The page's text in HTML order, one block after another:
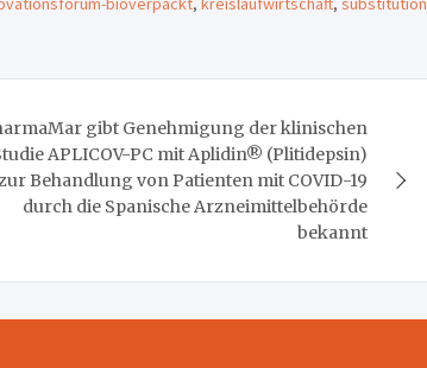
gibt Genehmigung der klinischen
APLICOV-PC mit Aplidin® (Plitidepsin)
Behandlung von Patienten mit COVID-19
durch die Spanische Arzneimittelbehörde
bekannt